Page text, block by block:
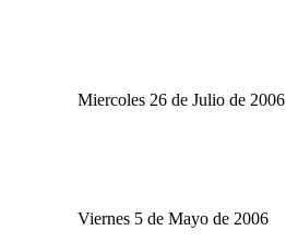
Miercoles 26 de Julio de 2006
Viernes 5 de Mayo de 2006